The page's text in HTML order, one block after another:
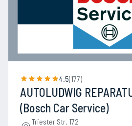
4.5(177)
AUTOLUDWIG
(Bosch Car Service)
Triester Str. 172